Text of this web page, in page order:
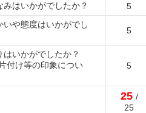
はいかがでしたか？
5
や態度はいかがでし
5
いかがでしたか？
付け等の印象につい
5
25 /
25